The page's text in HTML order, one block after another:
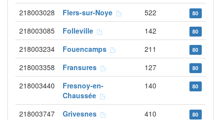
218003028 Flers-sur-Noye 522 80
218003085 Folleville 142 80
218003234 Fouencamps 211 80
218003358 Fransures 127 80
218003440
Fresnoy-en-
Chaussée
140 80
218003747 Grivesnes 410 80